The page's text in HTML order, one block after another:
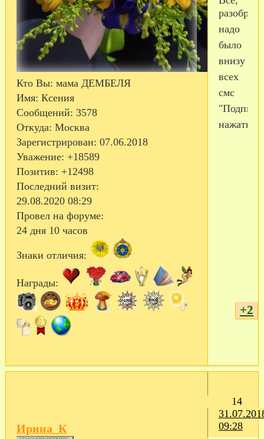
Кто Вы: мама ДЕМБЕЛЯ
Имя: Ксения
Сообщений: 3578
Откуда: Москва
Зарегистрирован: 07.06.2018
Уважение: +18589
Позитив: +12498
Последний визит:
29.08.2020 08:29
Провел на форуме:
24 дня 10 часов
Знаки отличия:
Награды:
надо
было
внизу
всех
смс
нажать....
+2
14
09:28
Ирина_К